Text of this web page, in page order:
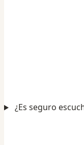
¿Es seguro